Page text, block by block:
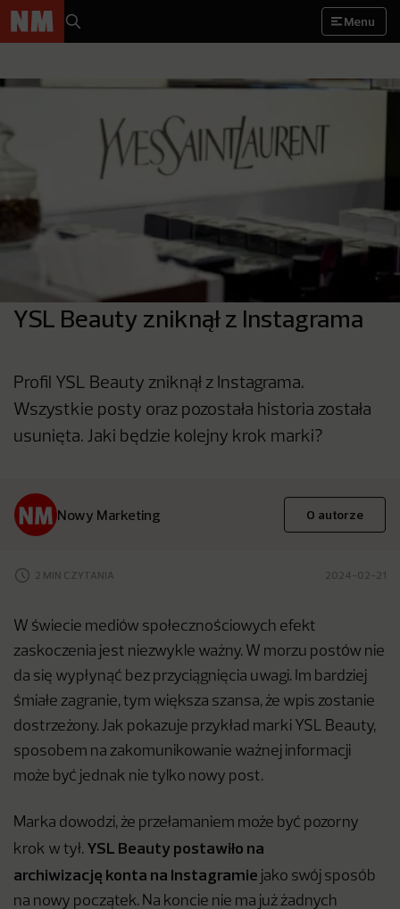
Menu
YSL Beauty zniknął z Instagrama
Profil YSL Beauty zniknął z Instagrama.
Wszystkie posty oraz pozostała historia została
usunięta. Jaki będzie kolejny krok marki?
Nowy Marketing O autorze
2 MIN CZYTANIA 2024-02-21
W świecie mediów społecznościowych efekt
zaskoczenia jest niezwykle ważny. W morzu postów nie
da się wypłynąć bez przyciągnięcia uwagi. Im bardziej
śmiałe zagranie, tym większa szansa, że wpis zostanie
dostrzeżony. Jak pokazuje przykład marki YSL Beauty,
sposobem na zakomunikowanie ważnej informacji
może być jednak nie tylko nowy post.
Marka dowodzi, że przełamaniem może być pozorny
krok w tył. YSL Beauty postawiło na
archiwizację konta na Instagramie jako swój sposób
na nowy początek. Na koncie nie ma już żadnych